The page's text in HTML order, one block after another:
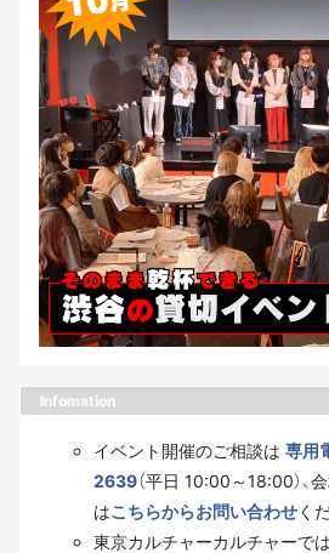
Infomation
イベント開催のご相談は 専用
2639（平日 10:00～18:00）、
はこちらからお問い合わせく
東京カルチャーカルチャーで